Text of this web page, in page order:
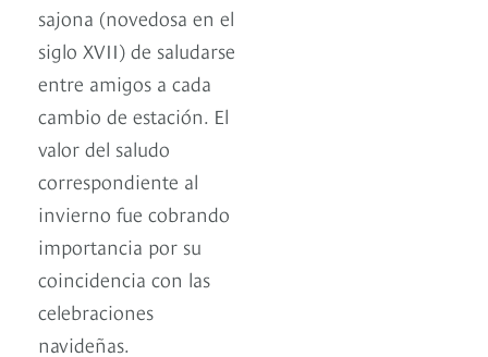
sajona (novedosa en el
siglo XVII) de saludarse
entre amigos a cada
cambio de estación. El
valor del saludo
correspondiente al
invierno fue cobrando
importancia por su
coincidencia con las
celebraciones
navideñas.